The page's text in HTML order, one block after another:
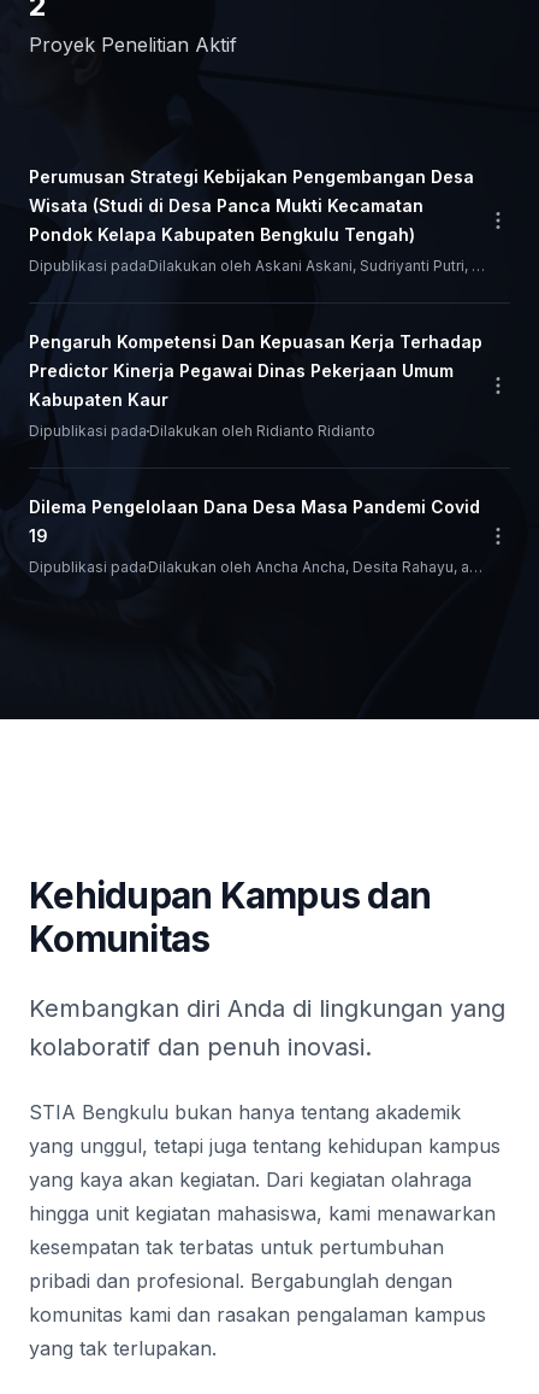
Proyek Penelitian Aktif
Perumusan Strategi Kebijakan Pengembangan Desa
Wisata (Studi di Desa Panca Mukti Kecamatan
Pondok Kelapa Kabupaten Bengkulu Tengah)
Dipublikasi pada Dilakukan olehAskani Askani, Sudriyanti Putri, Salehan Salehan, and Desita Rahayu
Pengaruh Kompetensi Dan Kepuasan Kerja Terhadap
Predictor Kinerja Pegawai Dinas Pekerjaan Umum
Kabupaten Kaur
Dipublikasi pada Dilakukan oleh Ridianto Ridianto
Dilema Pengelolaan Dana Desa Masa Pandemi Covid
19
Dipublikasi pada Dilakukan olehAncha Ancha, Desita Rahayu, and Romdana Yahya
Kehidupan Kampus dan
Komunitas
Kembangkan diri Anda di lingkungan yang
kolaboratif dan penuh inovasi.
STIA Bengkulu bukan hanya tentang akademik
yang unggul, tetapi juga tentang kehidupan kampus
yang kaya akan kegiatan. Dari kegiatan olahraga
hingga unit kegiatan mahasiswa, kami menawarkan
kesempatan tak terbatas untuk pertumbuhan
pribadi dan profesional. Bergabunglah dengan
komunitas kami dan rasakan pengalaman kampus
yang tak terlupakan.